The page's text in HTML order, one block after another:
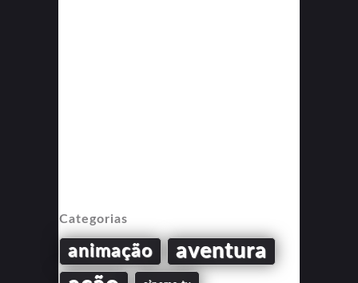
Categorias
animação aventura